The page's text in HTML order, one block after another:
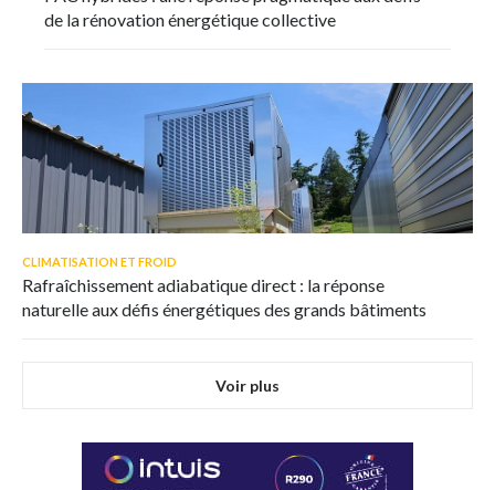
de la rénovation énergétique collective
CLIMATISATION ET FROID
Rafraîchissement adiabatique direct : la réponse
naturelle aux défis énergétiques des grands bâtiments
Voir plus